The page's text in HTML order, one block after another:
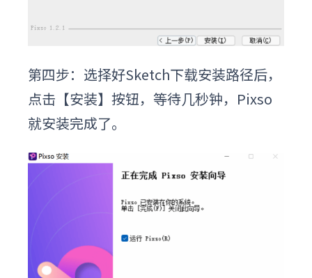
第四步：选择好Sketch下载安装路径后，
点击【安装】按钮，等待几秒钟，Pixso
就安装完成了。